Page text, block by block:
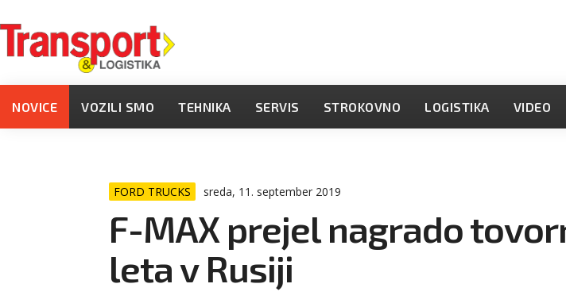
NOVICE VOZILI SMO TEHNIKA SERVIS STROKOVNO LOGISTIKA VIDEO
FORD TRUCKS sreda, 11. september 2019
F-MAX prejel nagrado
leta v Rusiji